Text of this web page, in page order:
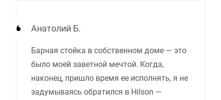
Анатолий Б.
Барная стойка в собственном доме — это
было моей заветной мечтой. Когда,
наконец, пришло время ее исполнять, я не
задумываясь обратился в Hilson —